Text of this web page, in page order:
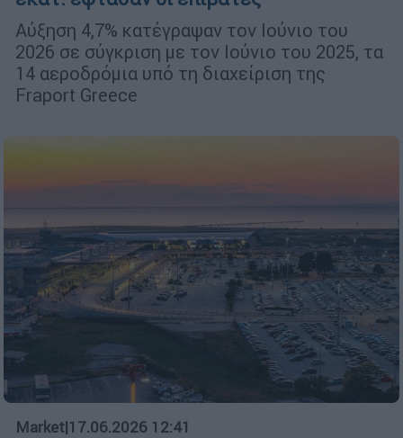
Αύξηση 4,7% κατέγραψαν τον Ιούνιο του
2026 σε σύγκριση με τον Ιούνιο του 2025, τα
14 αεροδρόμια υπό τη διαχείριση της
Fraport Greece
Market|17.06.2026 12:41